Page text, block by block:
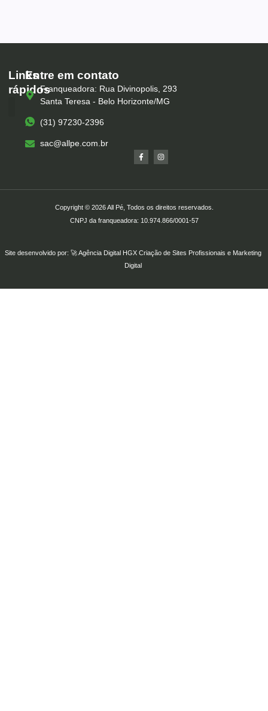
Links
rápidos
Entre em contato
Franqueadora: Rua Divinopolis, 293
Santa Teresa - Belo Horizonte/MG
(31) 97230-2396
sac@allpe.com.br
Copyright © 2026 All Pé, Todos os direitos reservados.
CNPJ da franqueadora: 10.974.866/0001-57
Site desenvolvido por: 🚀Agência Digital HGXCriação de Sites Profissionaise Marketing
Digital